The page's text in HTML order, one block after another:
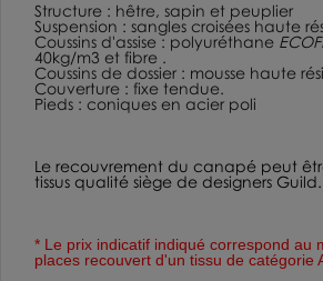
Structure : hêtre, sapin et peuplier
Suspension : sangles croisées haute
Coussins d'assise: polyuréthane
40kg/m3 et fibre .
Coussins de dossier : mousse haute
Couverture : fixe tendue.
Pieds : coniques en acier poli
Le recouvrement du canapé peut
tissus qualité siège de designers Guild.
* Le prix indicatif indiqué correspond au
places recouvert d'un tissu de catégorie